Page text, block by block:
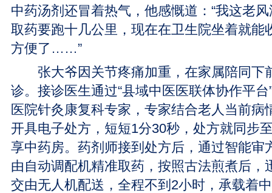
中药汤剂还冒着热气，他感慨道：“我这老
取药要跑十几公里，现在在卫生院坐着就能
方便了……”
张大爷因关节疼痛加重，在家属陪同下
诊。接诊医生通过“县域中医医联体协作平
医院针灸康复科专家，专家结合老人当前病
开具电子处方，短短1分30秒，处方就同步
享中药房。药剂师接到处方后，通过智能审
由自动调配机精准取药，按照古法煎煮后，
交由无人机配送，全程不到2小时，承载着